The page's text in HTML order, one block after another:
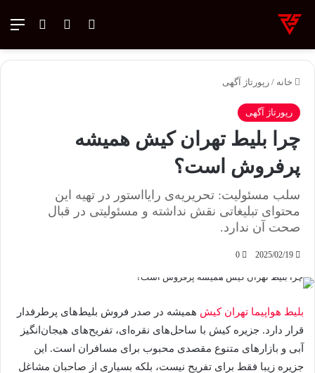
جستجو
تغییر پوسته ورود
خانه / رپورتاژ آگهی
رپورتاژ آگهی
چرا بلیط تهران کیش همیشه
پرفروش است؟
سلب‌ مسئولیت: تحریریه‌ی رایااستور در تهیه‌ این
محتوای تبلیغاتی نقش نداشته و مسئولیتی در قبال
صحت آن ندارد.
2025/02/19
0
بلیط هواپیما تهران کیش همیشه در صدر فروش بلیط‌های پرطرفدار
قرار دارد. جزیره کیش با ساحل‌های نقره‌ای، تفریح‌های هیجان‌انگیز
آبی و بازارهای متنوع مقصدی محبوب برای مسافران است. این
جزیره زیبا فقط برای تفریح نیست، بلکه بسیاری از صاحبان مشاغل